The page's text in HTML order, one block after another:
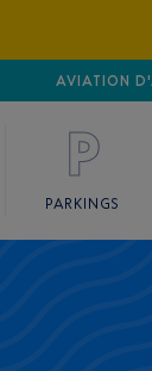
AVIATION
MANDELIEU
PARKINGS